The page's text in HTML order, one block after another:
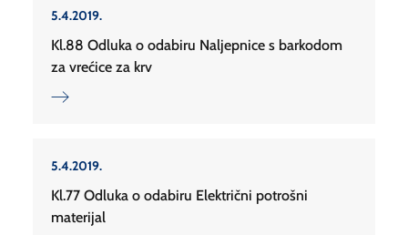
5.4.2019.
Kl.88 Odluka o odabiru Naljepnice s barkodom
za vrećice za krv
5.4.2019.
Kl.77 Odluka o odabiru Električni potrošni
materijal